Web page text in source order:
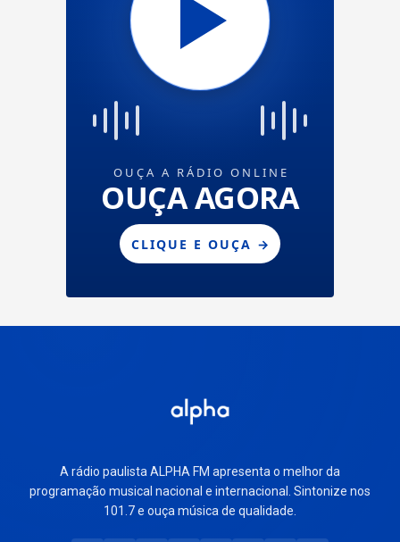
A rádio paulista ALPHA FM apresenta o melhor da
programação musical nacional e internacional. Sintonize nos
101.7 e ouça música de qualidade.